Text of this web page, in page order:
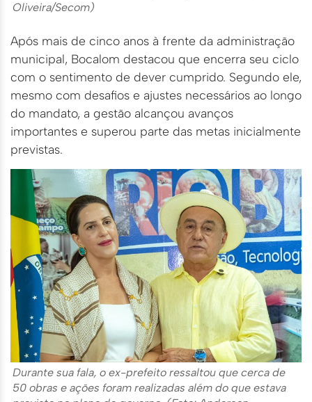
Oliveira/Secom)
Após mais de cinco anos à frente da administração
municipal, Bocalom destacou que encerra seu ciclo
com o sentimento de dever cumprido. Segundo ele,
mesmo com desafios e ajustes necessários ao longo
do mandato, a gestão alcançou avanços
importantes e superou parte das metas inicialmente
previstas.
Durante sua fala, o ex-prefeito ressaltou que cerca de
50 obras e ações foram realizadas além do que estava